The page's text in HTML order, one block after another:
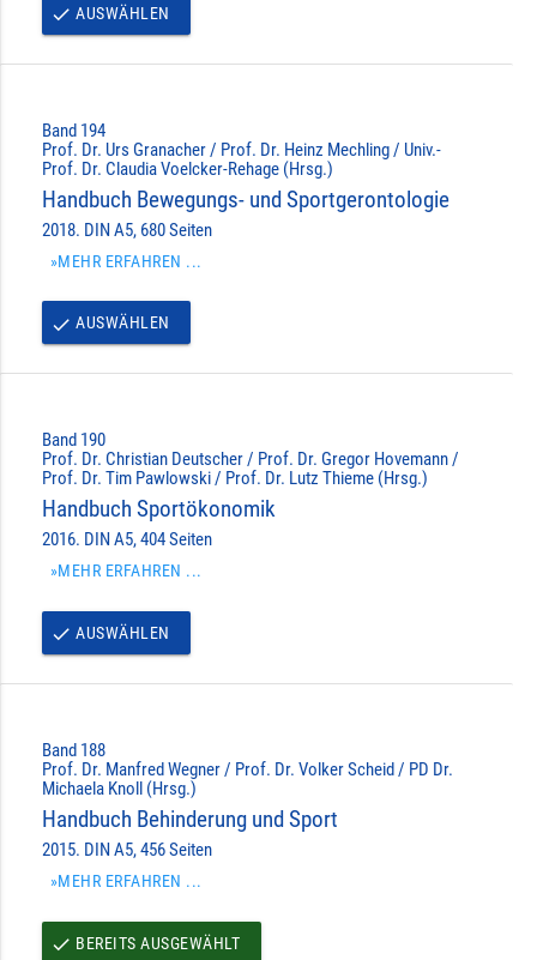
done AUSWÄHLEN
Band 194
Prof. Dr. Urs Granacher / Prof. Dr. Heinz Mechling / Univ.-
Prof. Dr. Claudia Voelcker-Rehage (Hrsg.)
Handbuch Bewegungs- und Sportgerontologie
2018. DIN A5, 680 Seiten
»MEHR ERFAHREN ...
done AUSWÄHLEN
Band 190
Prof. Dr. Christian Deutscher / Prof. Dr. Gregor Hovemann /
Prof. Dr. Tim Pawlowski / Prof. Dr. Lutz Thieme (Hrsg.)
Handbuch Sportökonomik
2016. DIN A5, 404 Seiten
»MEHR ERFAHREN ...
done AUSWÄHLEN
Band 188
Prof. Dr. Manfred Wegner / Prof. Dr. Volker Scheid / PD Dr.
Michaela Knoll (Hrsg.)
Handbuch Behinderung und Sport
2015. DIN A5, 456 Seiten
»MEHR ERFAHREN ...
done BEREITS AUSGEWÄHLT